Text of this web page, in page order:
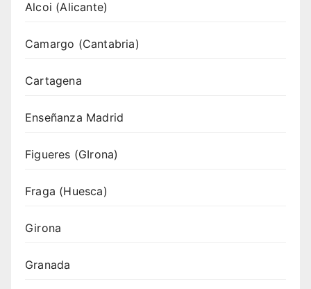
Alcoi (Alicante)
Camargo (Cantabria)
Cartagena
Enseñanza Madrid
Figueres (GIrona)
Fraga (Huesca)
Girona
Granada